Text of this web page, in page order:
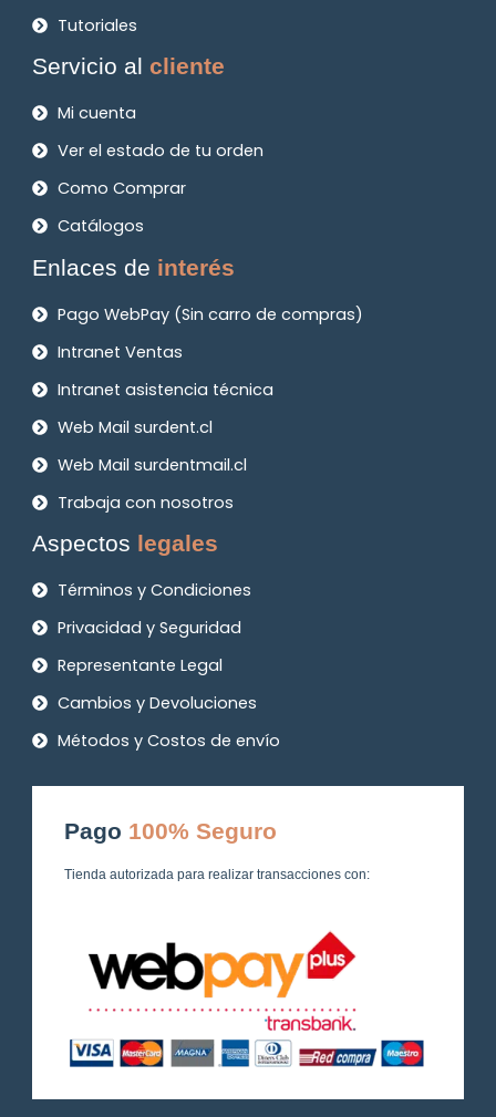
Tutoriales
Servicio alcliente
Mi cuenta
Ver el estado de tu orden
Como Comprar
Catálogos
Enlaces de interés
Pago WebPay (Sin carro de compras)
Intranet Ventas
Intranet asistencia técnica
Web Mail surdent.cl
Web Mail surdentmail.cl
Trabaja con nosotros
Aspectos legales
Términos y Condiciones
Privacidad y Seguridad
Representante Legal
Cambios y Devoluciones
Métodos y Costos de envío
Pago 100% Seguro
Tienda autorizada para realizar transacciones con: